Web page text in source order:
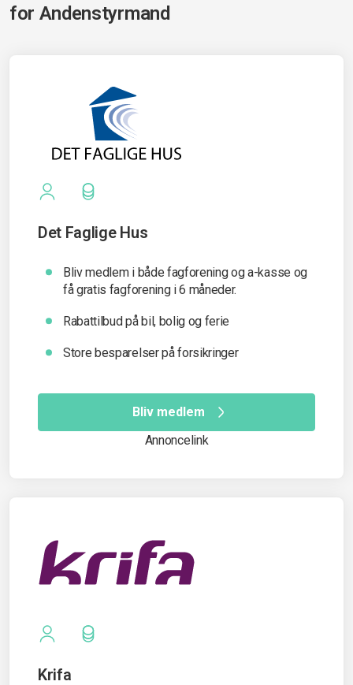
for Andenstyrmand
Det Faglige Hus
Bliv medlem i både fagforening og a-kasse og
få gratis fagforening i 6 måneder.
Rabattilbud på bil, bolig og ferie
Store besparelser på forsikringer
Bliv medlem
Annoncelink
Krifa